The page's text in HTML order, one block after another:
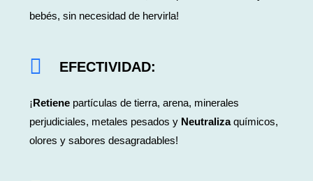
bebés, sin necesidad de hervirla!
EFECTIVIDAD:
¡Retiene partículas de tierra, arena, minerales
perjudiciales, metales pesados y Neutralizaquímicos,
olores y sabores desagradables!